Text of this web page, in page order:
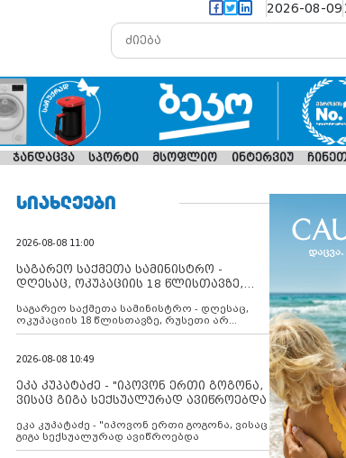
2026-08-09
ჯანდაცვა სპორტი მსოფლიო ინტერვიუ
ᲡᲘᲐᲮᲚᲔᲔᲑᲘ
2026-08-08 11:00
საგარეო საქმეთა სამინისტრო -
დღესაც, ოკუპაციის 18 წლისთავზე,
შუამავლ
საგარეო საქმეთა სამინისტრო - დღესაც,
ოკუპაციის 18 წლისთავზე, რუსეთი არ
ასრულებს ევროკავშირის შუამავლობით
შეწყვეტის შეთანხმებას. მეტიც, რუსეთი
ოკუპირებულ რეგიონებში, აგრძელებს მათი
მილიტარიზაციის პროცესს და აქტიურად
დგამს ნაბიჯებს მათი ფაქტობრივი
2026-08-08 10:49
ეკა კუპატაძე - "იპოვონ ერთი გოგონა,
ვისაც გიგა სექსუალურად ავიწროებდა
ეკა კუპატაძე - "იპოვონ ერთი გოგონა, ვისაც
გიგა სექსუალურად ავიწროებდა